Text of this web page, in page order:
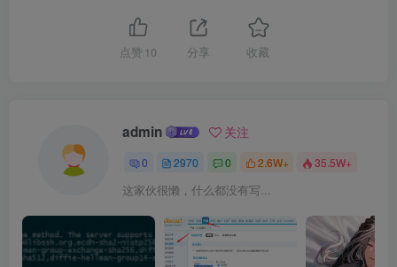
点赞 10 分享 收藏
admin 关注
0 2970 0 2.6W+ 35.5W+
这家伙很懒，什么都没有写...